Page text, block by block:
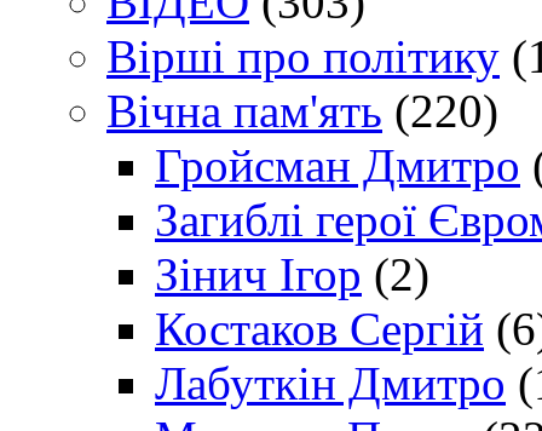
Вірші про політику
Вічна пам'ять (220)
Гройсман Дмитро
Загиблі герої
Зінич Ігор (2)
Костаков Сергій
Лабуткін Дмитро